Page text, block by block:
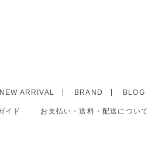
NEW ARRIVAL BRAND BLOG
イド お支払い・送料・配送について